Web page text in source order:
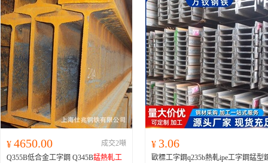
¥ 4650.00
成交2噸
Q355B低合金工字鋼 Q345B錳熱軋工
¥ 3.06
歐標工字鋼q235b熱軋ipe工字鋼錳型